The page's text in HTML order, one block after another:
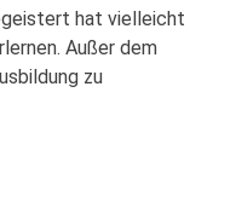
hat vielleicht
Außer dem
zu